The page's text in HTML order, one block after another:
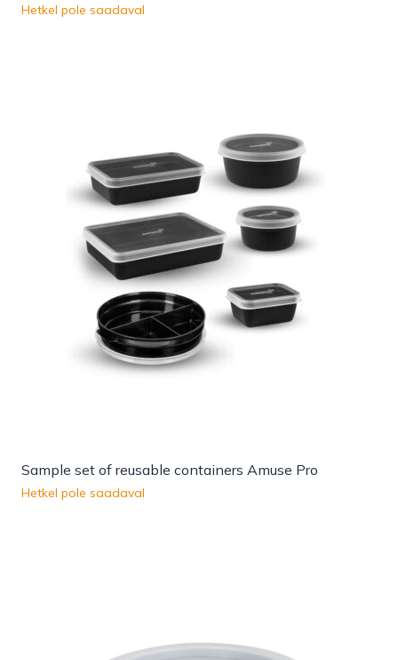
Hetkel pole saadaval
Sample set of reusable containers Amuse Pro
Hetkel pole saadaval